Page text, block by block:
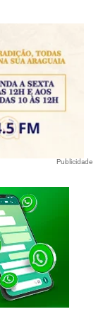
Publicidade